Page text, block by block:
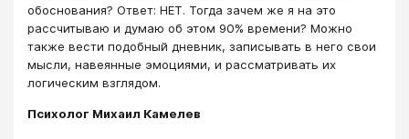
обоснования? Ответ: НЕТ. Тогда зачем же я на это
рассчитываю и думаю об этом 90% времени? Можно
также вести подобный дневник, записывать в него свои
мысли, навеянные эмоциями, и рассматривать их
логическим взглядом.
Психолог Михаил Камелев